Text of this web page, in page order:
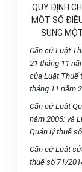
QUY ĐỊNH
MỘT SỐ
SUNG
Căn cứ Luật
21 tháng 11
của Luật Thuế
tháng 11 năm
Căn cứ Luật
năm 2006; và
Quản lý thuế
Căn cứ Luật
thuế số 71/